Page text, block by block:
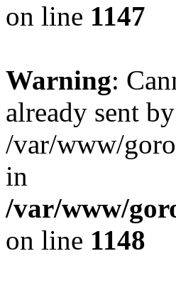
on line 1147
Warning:
already sent
/var/www/
in
/var/www/
on line 1148